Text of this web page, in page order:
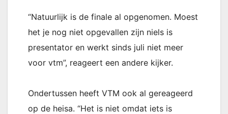
“Natuurlijk is de finale al opgenomen. Moest
het je nog niet opgevallen zijn niels is
presentator en werkt sinds juli niet meer
voor vtm”, reageert een andere kijker.
Ondertussen heeft VTM ook al gereageerd
op de heisa. “Het is niet omdat iets is